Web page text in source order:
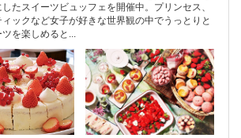
たスイーツビュッフェを開催中。プリンセス、
ックなど女子が好きな世界観の中でうっとりと
を楽しめると...